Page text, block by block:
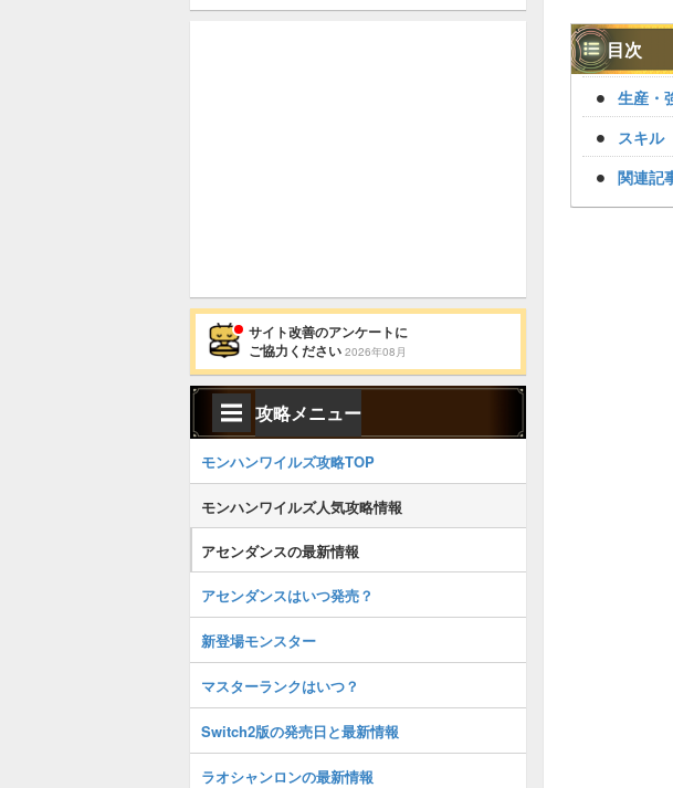
目次
生産・
スキル
関連記
サイト改善のアンケートに
ご協力ください 2026年08月
攻略メニュー
モンハンワイルズ攻略TOP
モンハンワイルズ人気攻略情報
アセンダンスの最新情報
アセンダンスはいつ発売？
新登場モンスター
マスターランクはいつ？
Switch2版の発売日と最新情報
ラオシャンロンの最新情報